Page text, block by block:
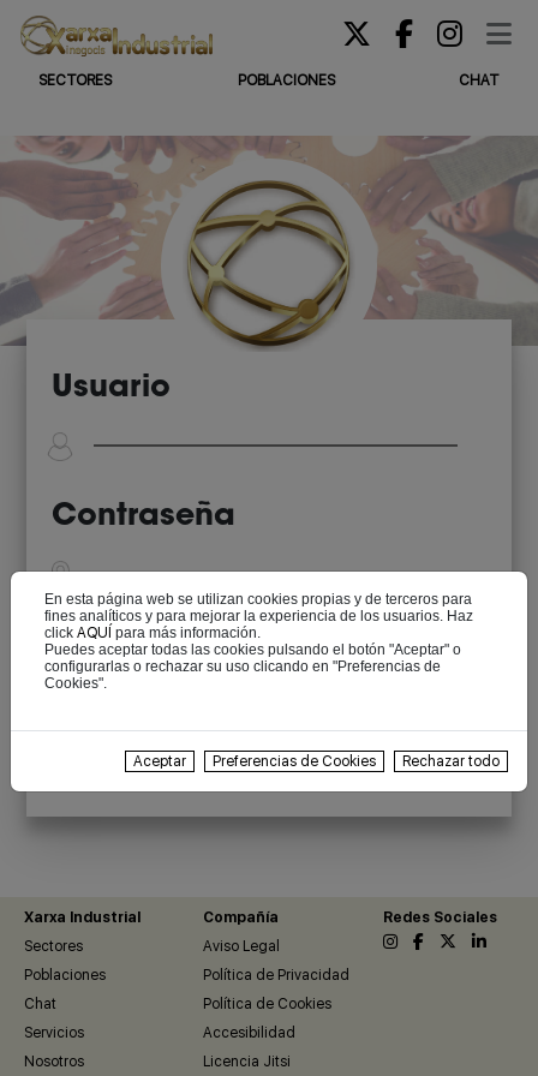
SECTORES POBLACIONES CHAT
Usuario
Contraseña
Recuperar contraseña
He leído y acepto laPolítica de Privacidad
En esta página web se utilizan cookies propias y de terceros para
fines analíticos y para mejorar la experiencia de los usuarios. Haz
click AQUÍ para más información.
Puedes aceptar todas las cookies pulsando el botón "Aceptar" o
configurarlas o rechazar su uso clicando en "Preferencias de
Cookies".
Aceptar Preferencias de Cookies Rechazar todo
Xarxa Industrial Compañía
Redes Sociales
Sectores
Aviso Legal
Poblaciones
Política de Privacidad
Chat
Política de Cookies
Servicios
Accesibilidad
Nosotros
Licencia Jitsi